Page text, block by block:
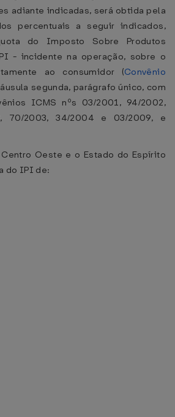
adiante indicadas, será obtida pela
percentuais a seguir indicados,
do Imposto Sobre Produtos
- incidente na operação, sobre o
ao consumidor (Convênio
segunda, parágrafo único, com
ICMS nºs 03/2001, 94/2002,
70/2003, 34/2004 e 03/2009, e
Oeste e o Estado do Espírito
do IPI de: